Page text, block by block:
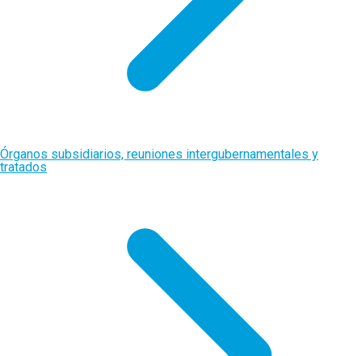
Órganos subsidiarios, reuniones intergubernamentales y
tratados